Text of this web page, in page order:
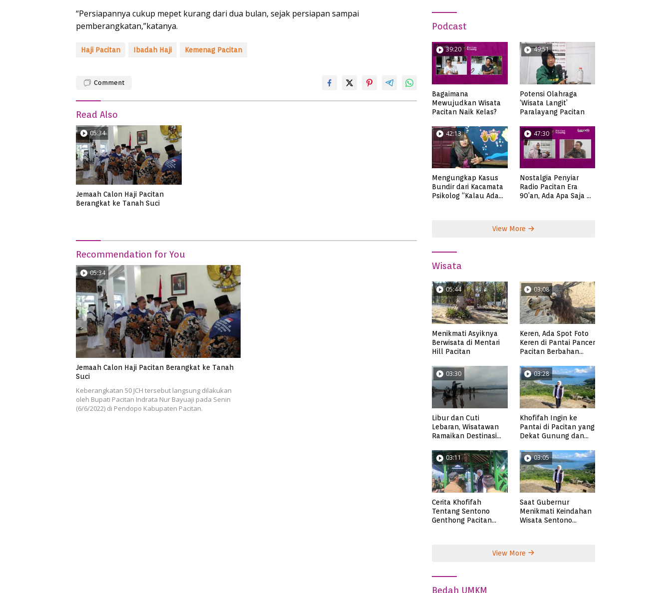
“Persiapannya cukup mepet kurang dari dua bulan, sejak persiapan sampai
pemberangkatan,”katanya.
Haji Pacitan Ibadah Haji Kemenag Pacitan
Comment
Read Also
05:34
Jemaah Calon Haji Pacitan
Berangkat ke Tanah Suci
Recommendation for You
05:34
Jemaah Calon Haji Pacitan Berangkat ke Tanah
Suci
Keberangkatan 50 JCH tersebut langsung dilakukan
oleh Bupati Pacitan Indrata Nur Bayuaji pada Senin
(6/6/2022) di Pendopo Kabupaten Pacitan.
Podcast
39:20
Bagaimana
Mewujudkan Wisata
Pacitan Naik Kelas?
49:51
Potensi Olahraga
‘Wisata Langit’
Paralayang Pacitan
42:13
Mengungkap Kasus
Bundir dari Kacamata
Psikolog “Kalau Ada
47:30
Nostalgia Penyiar
Radio Pacitan Era
90’an, Ada Apa Saja di
View More
Wisata
05:44
Menikmati Asyiknya
Berwisata di Mentari
Hill Pacitan
03:08
Keren, Ada Spot Foto
Keren di Pantai Pancer
Pacitan Berbahan
03:30
Libur dan Cuti
Lebaran, Wisatawan
Ramaikan Destinasi
03:28
Khofifah Ingin ke
Pantai di Pacitan yang
Dekat Gunung dan
Pangasan?
03:11
Cerita Khofifah
Tentang Sentono
Genthong Pacitan
03:05
Saat Gubernur
Menikmati Keindahan
Wisata Sentono
View More
Bedah UMKM